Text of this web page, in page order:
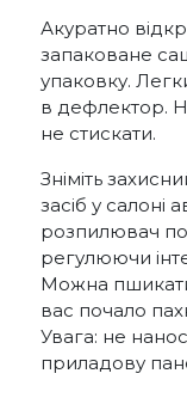
Акуратно
запаковане
упаковку.
в дефлектор.
не стискати.
Зніміть
засіб у салоні
розпилювач
регулюючи
Можна
вас почало
Увага: не
приладову